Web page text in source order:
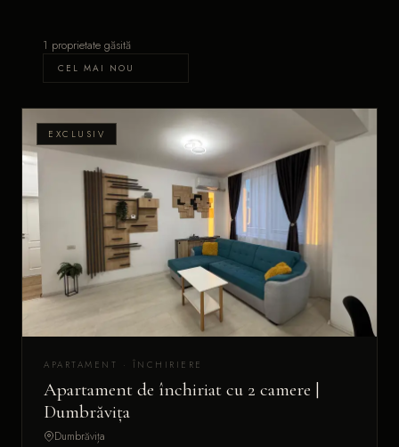
1 proprietate găsită
EXCLUSIV
APARTAMENT · ÎNCHIRIERE
Apartament de închiriat cu 2 camere |
Dumbrăvița
Dumbrăvița